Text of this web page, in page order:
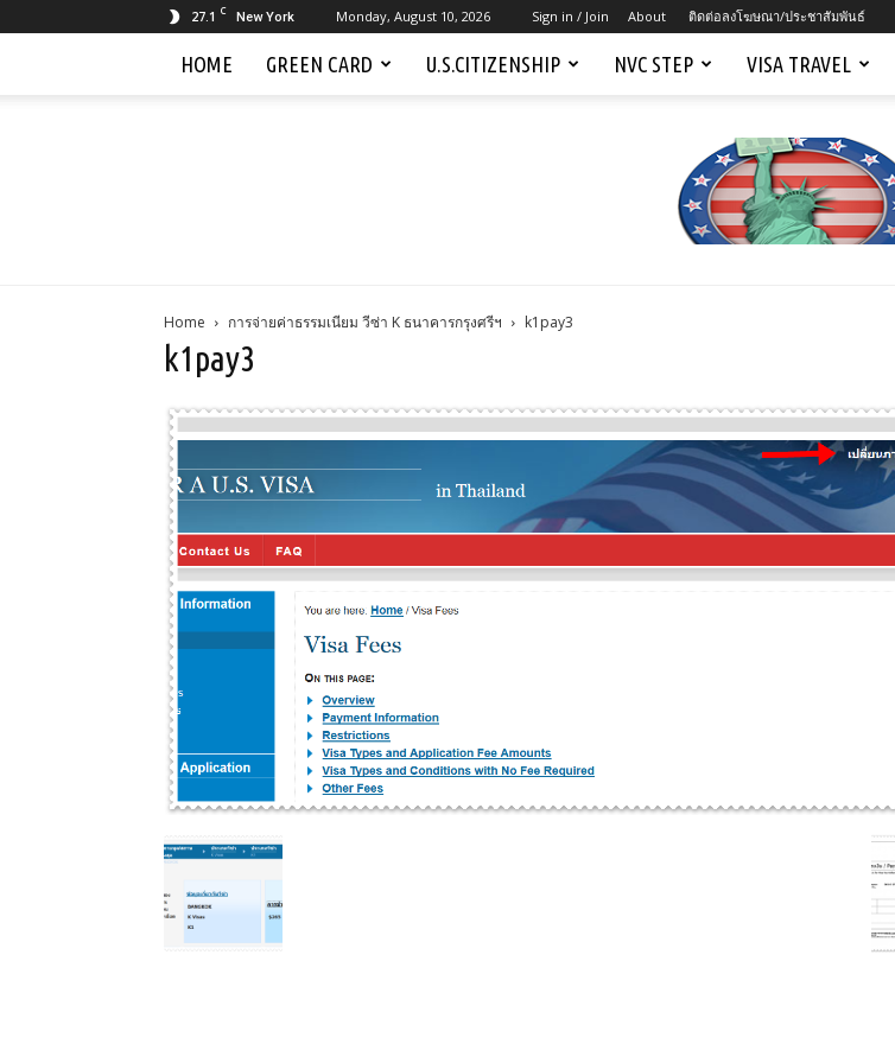
27.1 C New York Monday, August 10, 2026 Sign in / Join About ติดต่อลงโฆษณา/ประชาสัมพันธ์
HOME GREEN CARD U.S.CITIZENSHIP NVC STEP VISA TRAVEL
–
Home การจ่ายค่าธรรมเนียม วีซ่า K ธนาคารกรุงศรีฯ k1pay3
k1pay3